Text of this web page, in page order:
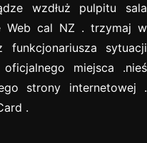
wzdłuż pulpitu sala
Web cal NZ . trzymaj w
sytuacji
miejsca .nieś
strony internetowej .
.